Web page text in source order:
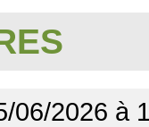
06/2026 à